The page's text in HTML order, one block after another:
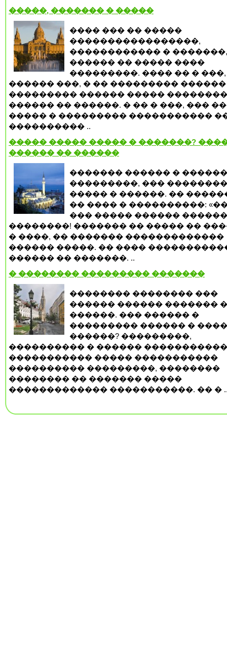
�����, ������� � �����
���� ��� �� �����
�����������������,
������������ � �������,
������ �� ����� ����
���������. ���� �� �
������ ���, � �� ��������� ������
��������� ������ �����
������ �� ������. � �� � ���, ���
����� � ��������� �����������
���������� ..
����� ����� ����� � �������?
������ �� ������
������� ������ � ������
���������, ���
����� � ������. ��
�� ���� � ����������:
��� ����� ������
��������! ������� �� ����� ��
� ����, �� ������� �������������
������ �����. �� ����
������ �� �������. ..
� �������� ��������� �������
�������� �������� ���
������ ������ ������� �
������. ��� ������ �
��������� ������ �
������? ���������,
���������� � ������
����������� ����� �����������
���������� ���������, ��������
�������� �� ������� �����
������������� �����������. �� �